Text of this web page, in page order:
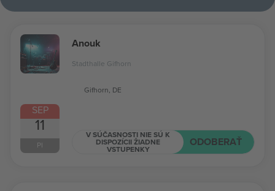
SEP
11
PI
Anouk
Stadthalle Gifhorn
Gifhorn, DE
V SÚČASNOSTI NIE SÚ K
DISPOZÍCII ŽIADNE
VSTUPENKY
ODOBERAŤ